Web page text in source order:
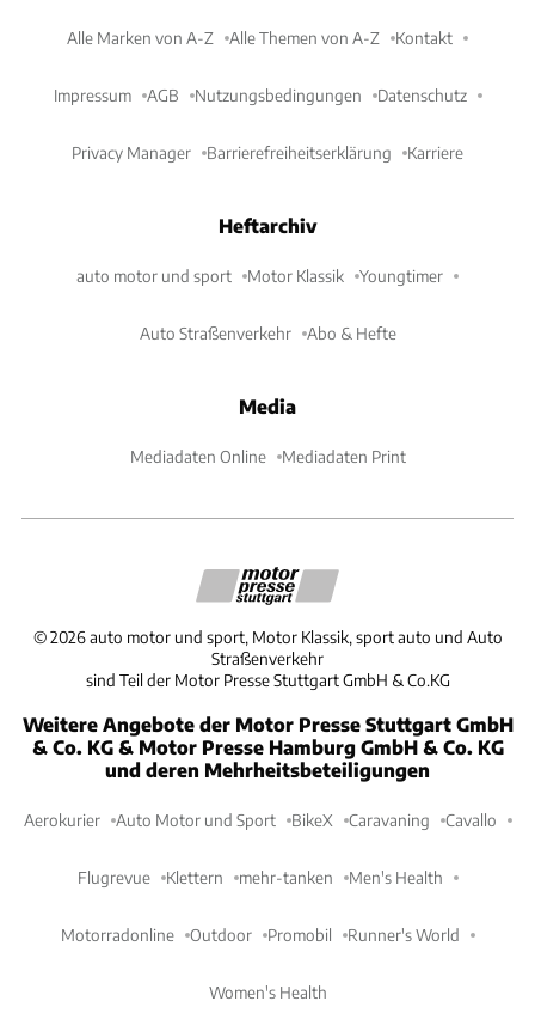
Alle Marken von A-Z Alle Themen von A-Z Kontakt
Impressum AGB Nutzungsbedingungen Datenschutz
Privacy Manager Barrierefreiheitserklärung Karriere
Heftarchiv
auto motor und sport Motor Klassik Youngtimer
Auto Straßenverkehr Abo & Hefte
Media
Mediadaten Online Mediadaten Print
©2026 auto motor und sport, Motor Klassik, sport auto und Auto
Straßenverkehr
sind Teil der Motor Presse Stuttgart GmbH & Co.KG
Weitere Angebote der Motor Presse Stuttgart GmbH
& Co. KG & Motor Presse Hamburg GmbH & Co. KG
und deren Mehrheitsbeteiligungen
Aerokurier Auto Motor und Sport BikeX Caravaning Cavallo
Flugrevue Klettern mehr-tanken Men's Health
Motorradonline Outdoor Promobil Runner's World
Women's Health